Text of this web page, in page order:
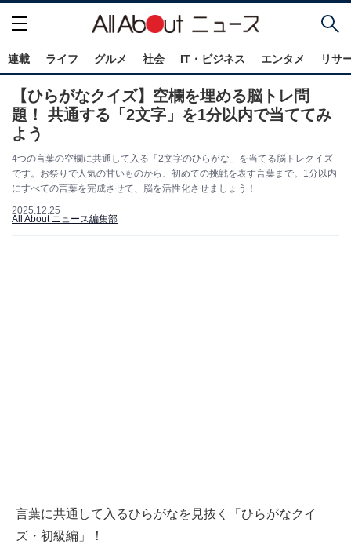
連載 ライフ グルメ 社会 IT・ビジネス エンタメ リサ
【ひらがなクイズ】空欄を埋める脳トレ問
題！ 共通する「2文字」を1分以内で当ててみ
よう
4つの言葉の空欄に共通して入る「2文字のひらがな」を当てる脳トレクイズ
です。お祭りで人気の甘いものから、初めての挑戦を表す言葉まで。1分以内
にすべての言葉を完成させて、脳を活性化させましょう！
2025.12.25
All About ニュース編集部
言葉に共通して入るひらがなを見抜く「ひらがなクイ
ズ・初級編」！